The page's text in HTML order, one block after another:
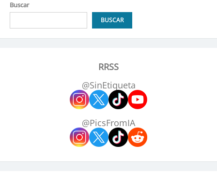
Buscar
BUSCAR
RRSS
@SinEtiqueta
@PicsFromIA